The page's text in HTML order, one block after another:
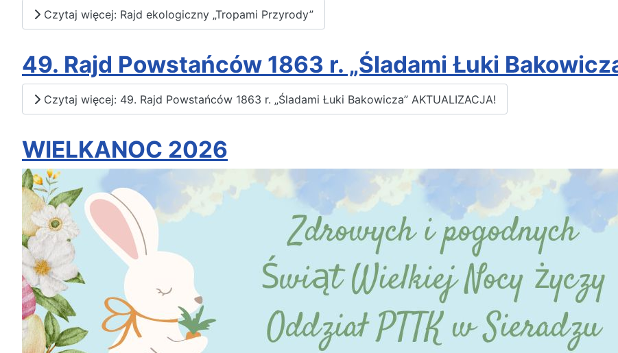
Czytaj więcej: Rajd ekologiczny „Tropami Przyrody”
49. Rajd Powstańców 1863 r. „Śladami Łuki
Czytaj więcej: 49. Rajd Powstańców 1863 r. „Śladami Łuki Bakowicza” AKTUALIZACJA!
WIELKANOC 2026